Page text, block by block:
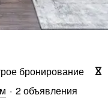
2 объявления
бронирование